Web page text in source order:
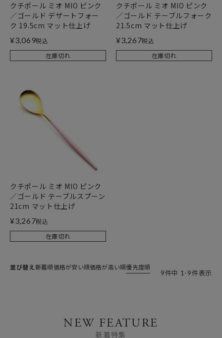
クチポール ミオ MIO ピンク
／ゴールド デザートフォー
ク 19.5cm マット仕上げ
¥3,069税込
在庫切れ
クチポール ミオ MIO ピンク
／ゴールド テーブルフォーク
21.5cm マット仕上げ
¥3,267税込
在庫切れ
クチポール ミオ MIO ピンク
／ゴールド テーブルスプーン
21cm マット仕上げ
¥3,267税込
在庫切れ
並び替え 新着順価格が安い順価格が高い順優先度順
9件中 1 -9件表示
NEW FEATURE
新着特集